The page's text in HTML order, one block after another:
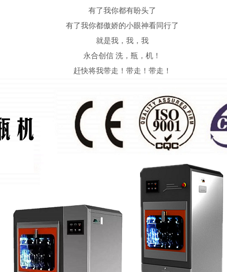
有了我你都有盼头了
有了我你都傲娇的小眼神看同行了
就是我，我，我
永合创信 洗，瓶，机！
赶快将我带走！带走！带走！